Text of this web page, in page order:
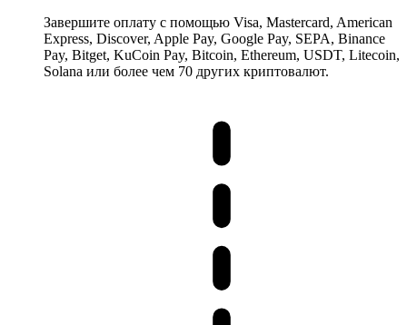
Завершите оплату с помощью Visa, Mastercard, American
Express, Discover, Apple Pay, Google Pay, SEPA, Binance
Pay, Bitget, KuCoin Pay, Bitcoin, Ethereum, USDT, Litecoin,
Solana или более чем 70 других криптовалют.